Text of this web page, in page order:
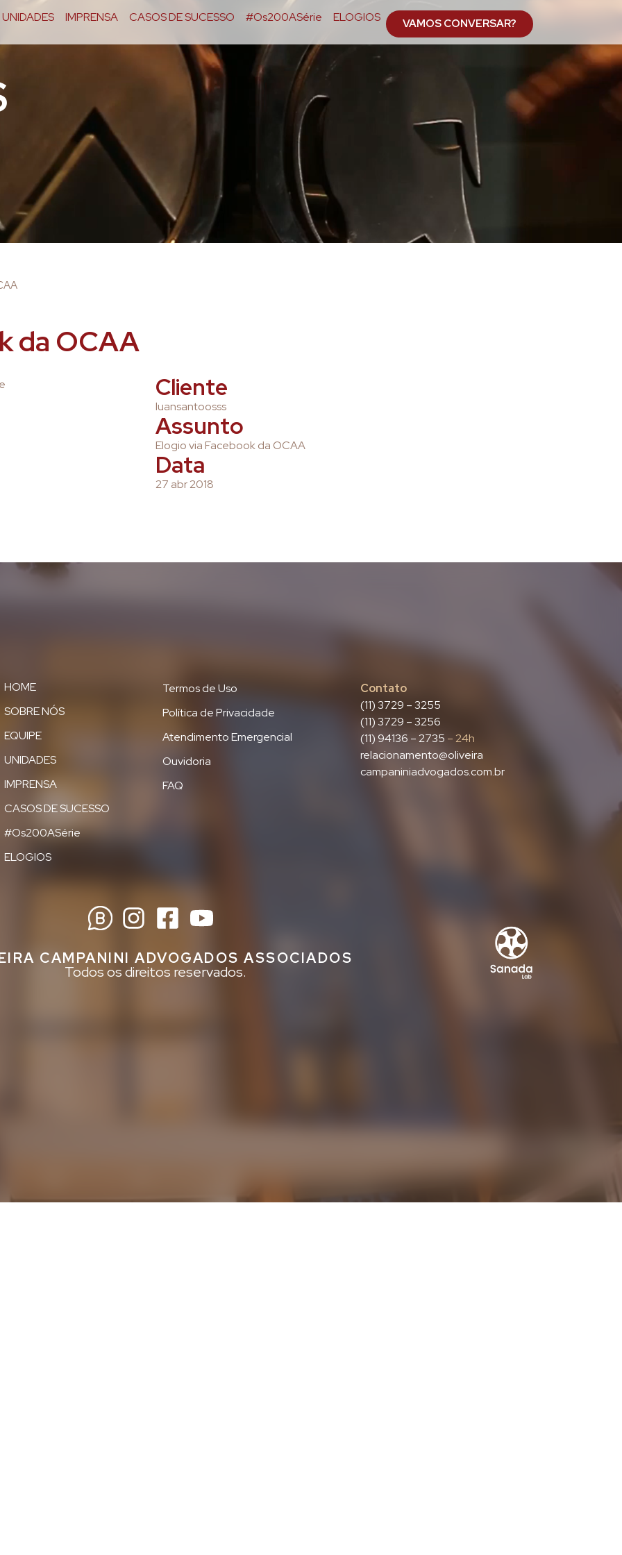
UNIDADES IMPRENSA CASOS DE SUCESSO #Os200ASérie ELOGIOS VAMOS CONVERSAR?
da OCAA
Cliente
luansantoosss
Assunto
Elogio via Facebook da OCAA
Data
27 abr 2018
HOME
SOBRE NÓS
EQUIPE
UNIDADES
IMPRENSA
CASOS DE SUCESSO
#Os200ASérie
ELOGIOS
Termos de Uso
Política de Privacidade
Atendimento Emergencial
Ouvidoria
FAQ
Contato
(11) 3729 – 3255
(11) 3729 – 3256
(11) 94136 – 2735 – 24h
relacionamento@oliveira
campaniniadvogados.com.br
CAMPANINI ADVOGADOS ASSOCIADOS
Todos os direitos reservados.